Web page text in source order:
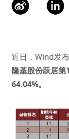
近日，Wind发
隆基股份跃居
64.04%。